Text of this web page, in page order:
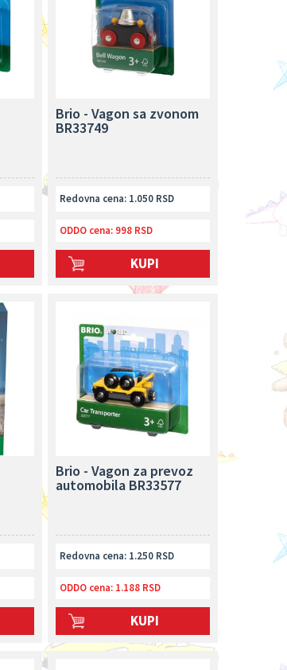
Brio - Vagon sa zvonom
BR33749
Redovna cena: 1.050 RSD
ODDO cena: 998 RSD
KUPI
Brio - Vagon za prevoz
automobila BR33577
Redovna cena: 1.250 RSD
ODDO cena: 1.188 RSD
KUPI